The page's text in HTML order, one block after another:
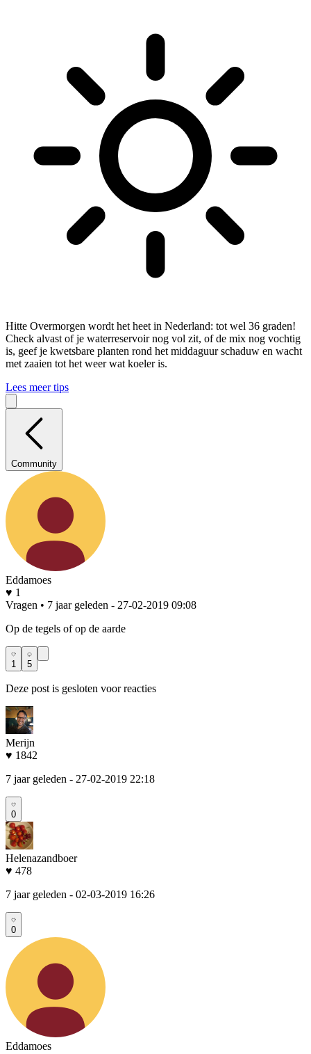
Hitte Overmorgen wordt het heet in Nederland: tot wel 36 graden!
Check alvast of je waterreservoir nog vol zit, of de mix nog vochtig
is, geef je kwetsbare planten rond het middaguur schaduw en wacht
met zaaien tot het weer wat koeler is.
Lees meer tips
Community
Eddamoes
♥ 1
Vragen • 7 jaar geleden - 27-02-2019 09:08
Op de tegels of op de aarde
1 5
Deze post is gesloten voor reacties
Merijn
♥ 1842
7 jaar geleden - 27-02-2019 22:18
0
Helenazandboer
♥ 478
7 jaar geleden - 02-03-2019 16:26
0
Eddamoes